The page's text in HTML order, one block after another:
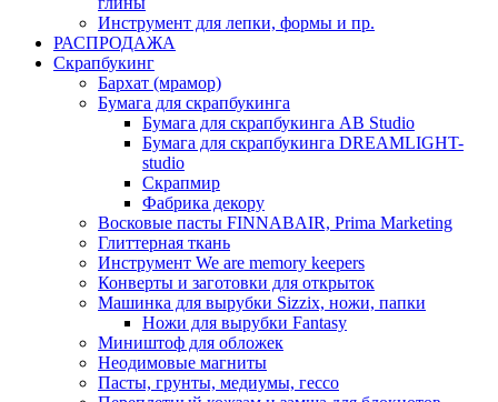
Инструмент для лепки, формы и пр.
РАСПРОДАЖА
Скрапбукинг
Бархат (мрамор)
Бумага для скрапбукинга
Бумага для скрапбукинга AB Studio
Бумага для скрапбукинга DREAMLIGHT-
studio
Скрапмир
Фабрика декору
Восковые пасты FINNABAIR, Prima Marketing
Глиттерная ткань
Инструмент We are memory keepers
Конверты и заготовки для открыток
Машинка для вырубки Sizzix, ножи, папки
Ножи для вырубки Fantasy
Миништоф для обложек
Неодимовые магниты
Пасты, грунты, медиумы, гессо